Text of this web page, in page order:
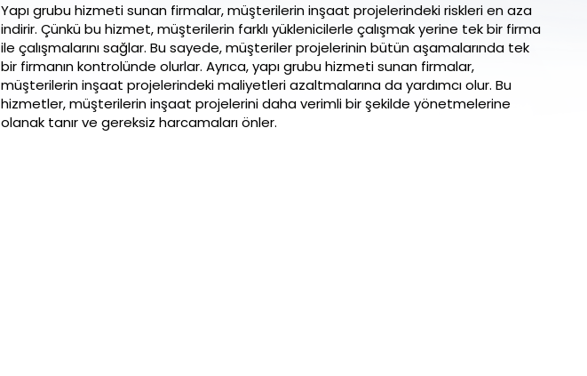
Yapı grubu hizmeti sunan firmalar, müşterilerin inşaat projelerindeki riskleri en aza
indirir. Çünkü bu hizmet, müşterilerin farklı yüklenicilerle çalışmak yerine tek bir firma
ile çalışmalarını sağlar. Bu sayede, müşteriler projelerinin bütün aşamalarında tek
bir firmanın kontrolünde olurlar. Ayrıca, yapı grubu hizmeti sunan firmalar,
müşterilerin inşaat projelerindeki maliyetleri azaltmalarına da yardımcı olur. Bu
hizmetler, müşterilerin inşaat projelerini daha verimli bir şekilde yönetmelerine
olanak tanır ve gereksiz harcamaları önler.